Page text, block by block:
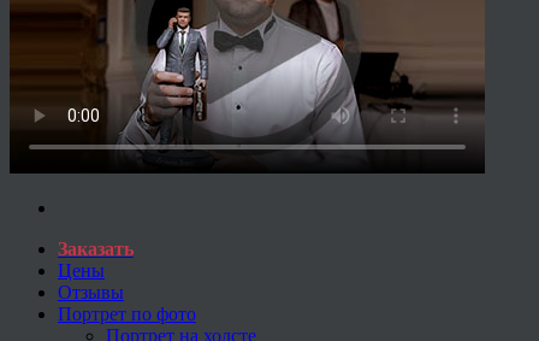
Заказать
Цены
Отзывы
Портрет по фото
Портрет на холсте